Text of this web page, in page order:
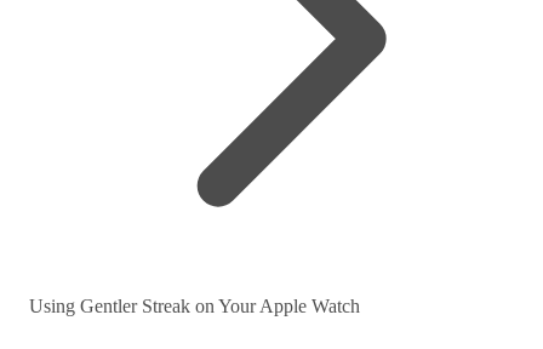
Using Gentler Streak on Your Apple Watch